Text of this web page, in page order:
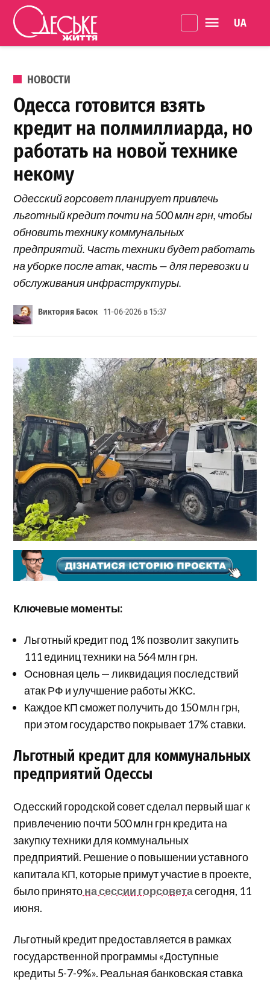
Перейти к содержанию
життя
ОПУБЛИКОВАНО В
НОВОСТИ
Одесса готовится взять
кредит на полмиллиарда, но
работать на новой технике
некому
Одесский горсовет планирует привлечь
льготный кредит почти на 500 млн грн, чтобы
обновить технику коммунальных
предприятий. Часть техники будет работать
на уборке после атак, часть — для перевозки и
обслуживания инфраструктуры.
Виктория Басок 11-06-2026 в 15:37
Ключевые моменты:
Льготный кредит под 1% позволит закупить
111 единиц техники на 564 млн грн.
Основная цель — ликвидация последствий
атак РФ и улучшение работы ЖКС.
Каждое КП сможет получить до 150 млн грн,
при этом государство покрывает 17% ставки.
Льготный кредит для коммунальных
предприятий Одессы
Одесский городской совет сделал первый шаг к
привлечению почти 500 млн грн кредита на
закупку техники для коммунальных
предприятий. Решение о повышении уставного
капитала КП, которые примут участие в проекте,
было принятона сессии горсоветасегодня, 11
июня.
Льготный кредит предоставляется в рамках
государственной программы «Доступные
кредиты 5-7-9%». Реальная банковская ставка